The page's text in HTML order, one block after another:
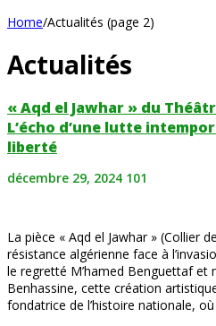
Home/Actualités (page 2)
Actualités
« Aqd el Jawhar » du
L’écho d’une lutte
liberté
décembre 29, 2024 101
La pièce « Aqd el Jawhar » (Collier
résistance algérienne face à
le regretté M’hamed Benguettaf et
Benhassine, cette création
fondatrice de l’histoire nationale,